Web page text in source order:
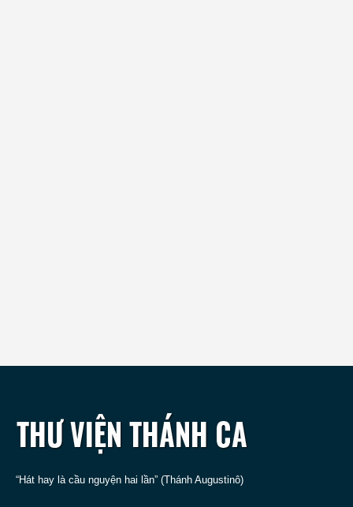
“Hát hay là cầu nguyện hai lần” (Thánh Augustinô)